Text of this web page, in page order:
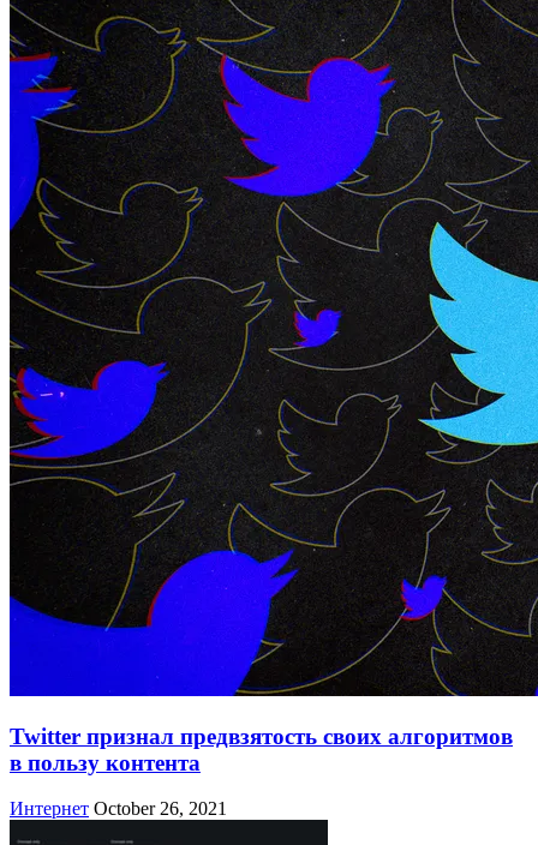
Twitter признал предвзятость своих алгоритмов
в пользу контента
Интернет October 26, 2021